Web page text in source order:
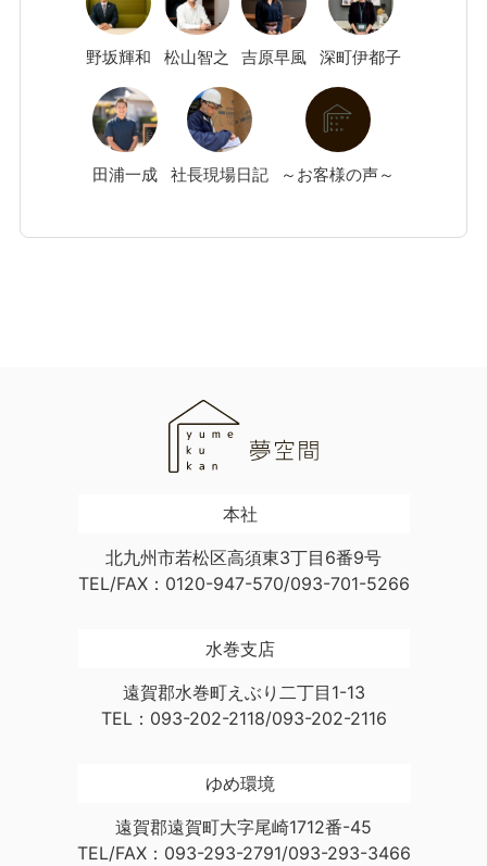
野坂輝和 松山智之 吉原早風 深町伊都子
田浦一成 社長現場日記 ～お客様の声～
本社
北九州市若松区高須東3丁目6番9号
TEL/FAX：0120-947-570/093-701-5266
水巻支店
遠賀郡水巻町えぶり二丁目1-13
TEL：093-202-2118/093-202-2116
ゆめ環境
遠賀郡遠賀町大字尾崎1712番-45
TEL/FAX：093-293-2791/093-293-3466